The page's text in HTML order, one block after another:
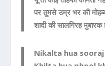
पर तुमसे उम्र भर की
शादी की सालगिरह
Nikalta hua